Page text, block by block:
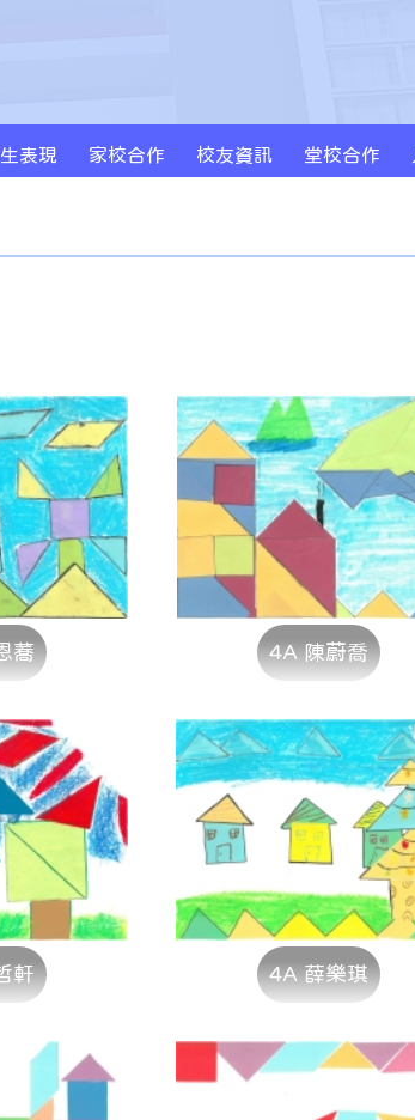
表現 家校合作 校友資訊 堂校合作
蕎 4A 陳蔚喬
軒 4A 薛樂琪